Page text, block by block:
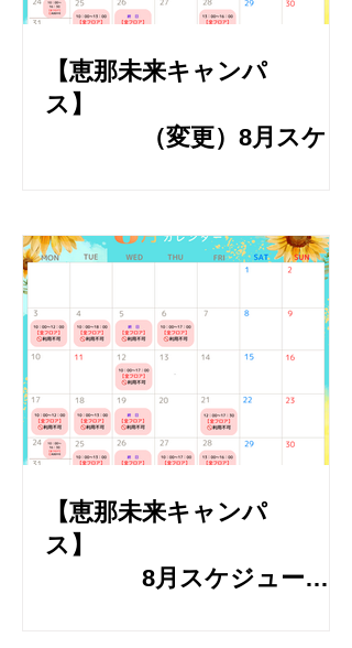
【恵那未来キャンパ
ス】
（変更）8月スケ
【恵那未来キャンパ
ス】
8月スケジュール